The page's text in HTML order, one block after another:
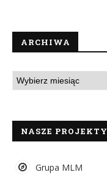
ARCHIWA
NASZE PROJEKTY
Grupa MLM